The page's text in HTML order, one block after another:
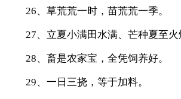
26、草荒荒一时，苗荒荒一季。
27、立夏小满田水满、芒种夏至火
28、畜是农家宝，全凭饲养好。
29、一日三挠，等于加料。